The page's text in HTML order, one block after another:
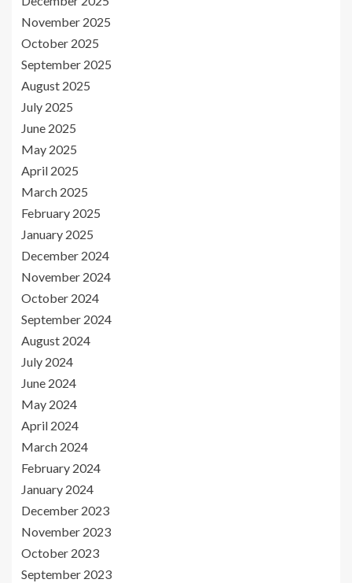
November 2025
October 2025
September 2025
August 2025
July 2025
June 2025
May 2025
April 2025
March 2025
February 2025
January 2025
December 2024
November 2024
October 2024
September 2024
August 2024
July 2024
June 2024
May 2024
April 2024
March 2024
February 2024
January 2024
December 2023
November 2023
October 2023
September 2023